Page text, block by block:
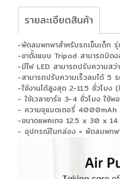
รายละเอียดสินค้า
-พัดลมพกพาสำหรับรถเข็นเด็ก
-ขาตั้งแบบ Tripod สามารถบิด
-มีไฟ LED สามารถปรับความสว่
-สามารถปรับความเร็วลมได้ 5 ร
-ใช้งานได้สูงสุด 2-11.5 ชั่วโมง
- ใช้เวลาชาร์จ 3-4 ชั่วโมง ใช้
- ความจุแบตเตอรี่ 4000mAh
-ขนาดแพคเกจ 12.5 x 30 x
- อุปกรณ์ในกล่อง = พัดลมพกพ